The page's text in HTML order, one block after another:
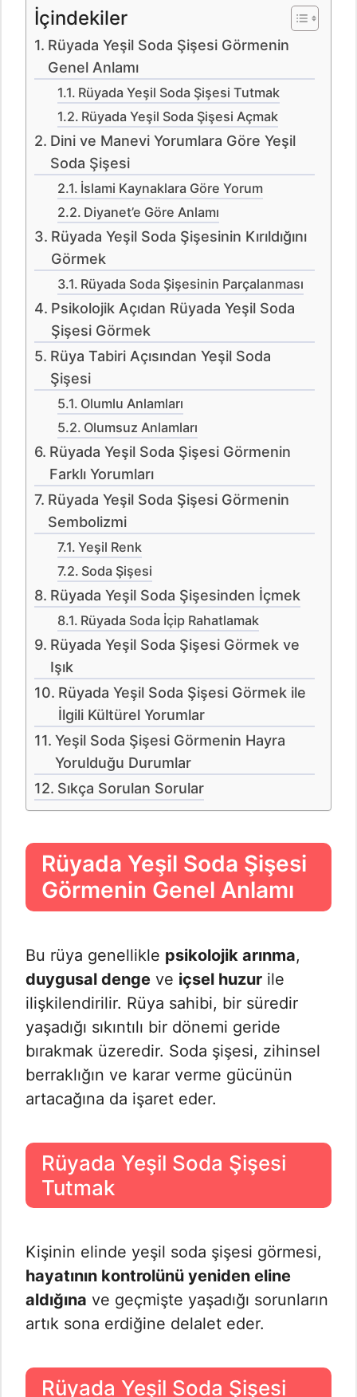
İçindekiler
Rüyada Yeşil Soda Şişesi Görmenin
Genel Anlamı
Rüyada Yeşil Soda Şişesi Tutmak
Rüyada Yeşil Soda Şişesi Açmak
Dini ve Manevi Yorumlara Göre Yeşil
Soda Şişesi
İslami Kaynaklara Göre Yorum
Diyanet’e Göre Anlamı
Rüyada Yeşil Soda Şişesinin Kırıldığını
Görmek
Rüyada Soda Şişesinin Parçalanması
Psikolojik Açıdan Rüyada Yeşil Soda
Şişesi Görmek
Rüya Tabiri Açısından Yeşil Soda
Şişesi
Olumlu Anlamları
Olumsuz Anlamları
Rüyada Yeşil Soda Şişesi Görmenin
Farklı Yorumları
Rüyada Yeşil Soda Şişesi Görmenin
Sembolizmi
Yeşil Renk
Soda Şişesi
Rüyada Yeşil Soda Şişesinden İçmek
Rüyada Soda İçip Rahatlamak
Rüyada Yeşil Soda Şişesi Görmek ve
Işık
Rüyada Yeşil Soda Şişesi Görmek ile
İlgili Kültürel Yorumlar
Yeşil Soda Şişesi Görmenin Hayra
Yorulduğu Durumlar
Sıkça Sorulan Sorular
Rüyada Yeşil Soda Şişesi
Görmenin Genel Anlamı
Bu rüya genellikle psikolojik arınma,
duygusal denge ve içsel huzur ile
ilişkilendirilir. Rüya sahibi, bir süredir
yaşadığı sıkıntılı bir dönemi geride
bırakmak üzeredir. Soda şişesi, zihinsel
berraklığın ve karar verme gücünün
artacağına da işaret eder.
Rüyada Yeşil Soda Şişesi
Tutmak
Kişinin elinde yeşil soda şişesi görmesi,
hayatının kontrolünü yeniden eline
aldığına ve geçmişte yaşadığı sorunların
artık sona erdiğine delalet eder.
Rüyada Yeşil Soda Şişesi